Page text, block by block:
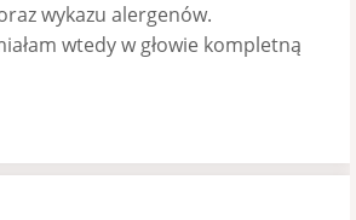
wykazu alergenów.
wtedy w głowie kompletną